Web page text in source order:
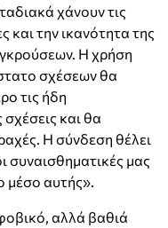
χάνουν τις
και την ικανότητα της
Η χρήση
σχέσεων θα
τις ήδη
και θα
Η σύνδεση θέλει
συναισθηματικές μας
μέσο αυτής».
αλλά βαθιά